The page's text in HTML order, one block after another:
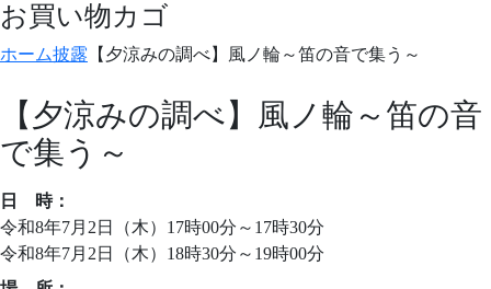
お買い物カゴ
ホーム披露 【夕涼みの調べ】風ノ輪～笛の音で集う～
【夕涼みの調べ】風ノ輪～笛の音
で集う～
日 時：
令和8年7月2日（木）17時00分～17時30分
令和8年7月2日（木）18時30分～19時00分